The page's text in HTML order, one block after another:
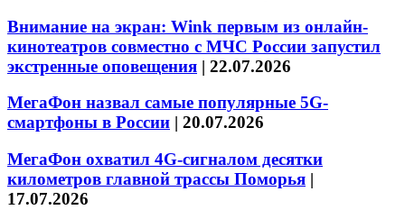
Внимание на экран: Wink первым из онлайн-
кинотеатров совместно с МЧС России запустил
экстренные оповещения | 22.07.2026
МегаФон назвал самые популярные 5G-
смартфоны в России | 20.07.2026
МегаФон охватил 4G-сигналом десятки
километров главной трассы Поморья |
17.07.2026